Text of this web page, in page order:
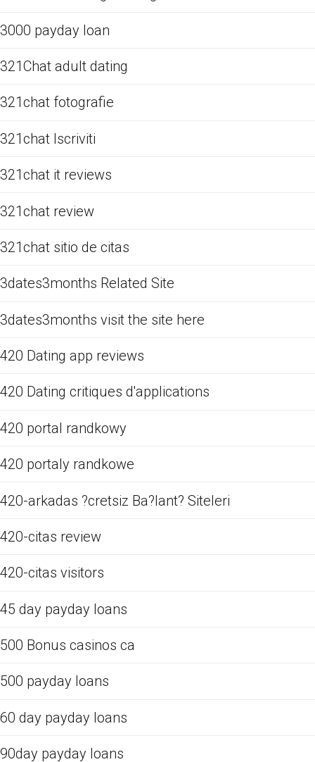
3000 payday loan
321Chat adult dating
321chat fotografie
321chat Iscriviti
321chat it reviews
321chat review
321chat sitio de citas
3dates3months Related Site
3dates3months visit the site here
420 Dating app reviews
420 Dating critiques d'applications
420 portal randkowy
420 portaly randkowe
420-arkadas ?cretsiz Ba?lant? Siteleri
420-citas review
420-citas visitors
45 day payday loans
500 Bonus casinos ca
500 payday loans
60 day payday loans
90day payday loans